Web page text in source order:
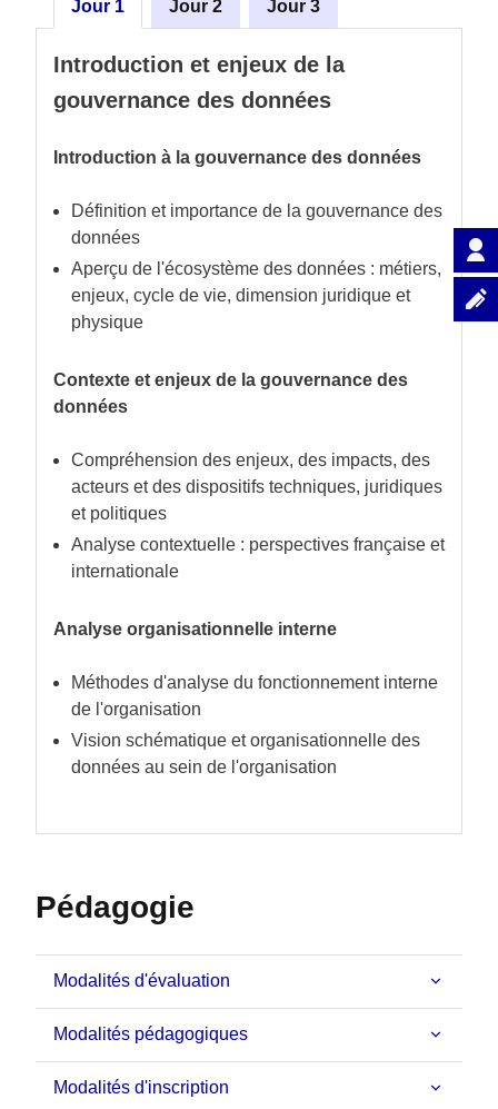
Jour 1 Jour 2 Jour 3
Introduction et enjeux de la
gouvernance des données
Introduction à la gouvernance des données
Définition et importance de la gouvernance des
données
Aperçu de l'écosystème des données : métiers,
enjeux, cycle de vie, dimension juridique et
physique
Contexte et enjeux de la gouvernance des
données
Compréhension des enjeux, des impacts, des
acteurs et des dispositifs techniques, juridiques
et politiques
Analyse contextuelle : perspectives française et
internationale
Analyse organisationnelle interne
Méthodes d'analyse du fonctionnement interne
de l'organisation
Vision schématique et organisationnelle des
données au sein de l'organisation
Pédagogie
Modalités d'évaluation
Modalités pédagogiques
Modalités d'inscription